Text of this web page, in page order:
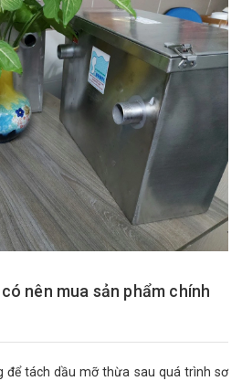
nên mua sản phẩm chính
để tách dầu mỡ thừa sau quá trình sơ